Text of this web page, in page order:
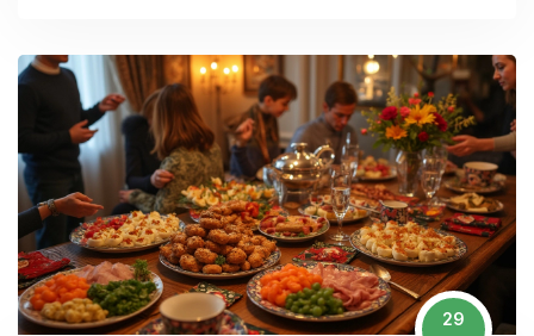
выпечки. Это персональный рейтинг с
акцентом на реальный домашний опыт мамы
двоих детей.
29